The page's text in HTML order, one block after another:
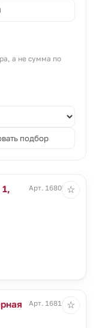
а не сумма по
подбор
Арт. 16809.40
☆
Арт. 16810.30
☆